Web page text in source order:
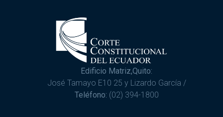
Edificio Matriz,Quito:
José Tamayo E10 25 y Lizardo García /
Teléfono: (02) 394-1800